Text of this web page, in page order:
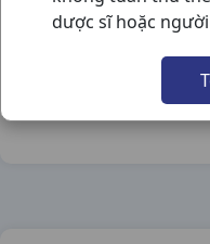
dược sĩ hoặc
Nhóm hàng:Tiêu
Chia sẻ qua mạng xã